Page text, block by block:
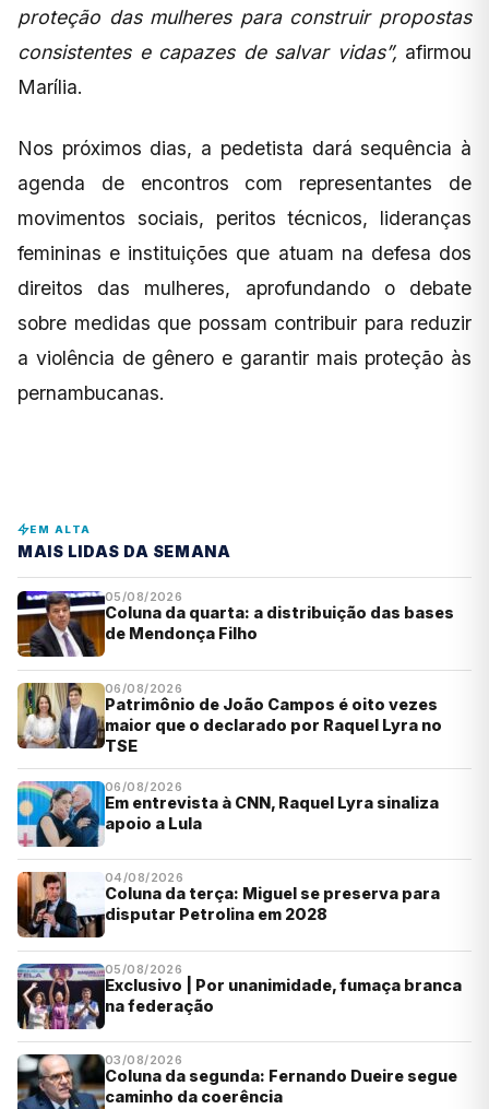
proteção das mulheres para construir propostas
consistentes e capazes de salvar vidas”, afirmou
Marília.
Nos próximos dias, a pedetista dará sequência à
agenda de encontros com representantes de
movimentos sociais, peritos técnicos, lideranças
femininas e instituições que atuam na defesa dos
direitos das mulheres, aprofundando o debate
sobre medidas que possam contribuir para reduzir
a violência de gênero e garantir mais proteção às
pernambucanas.
EM ALTA
MAIS LIDAS DA SEMANA
05/08/2026
Coluna da quarta: a distribuição das bases
de Mendonça Filho
06/08/2026
Patrimônio de João Campos é oito vezes
maior que o declarado por Raquel Lyra no
TSE
06/08/2026
Em entrevista à CNN, Raquel Lyra sinaliza
apoio a Lula
04/08/2026
Coluna da terça: Miguel se preserva para
disputar Petrolina em 2028
05/08/2026
Exclusivo | Por unanimidade, fumaça branca
na federação
03/08/2026
Coluna da segunda: Fernando Dueire segue
caminho da coerência